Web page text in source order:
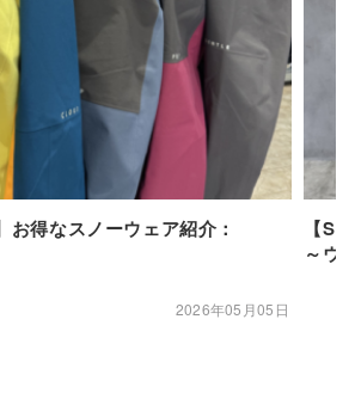
お得なスノーウェア紹介：
2026年05月05日
【
～ウ